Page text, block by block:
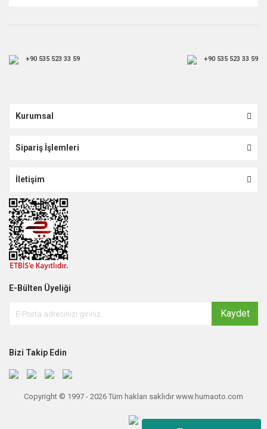
+90 535 523 33 59 +90 535 523 33 59
Kurumsal
Sipariş İşlemleri
İletişim
E-Bülten Üyeliği
Kaydet
Bizi Takip Edin
Copyright © 1997 - 2026 Tüm hakları saklıdır www.humaoto.com